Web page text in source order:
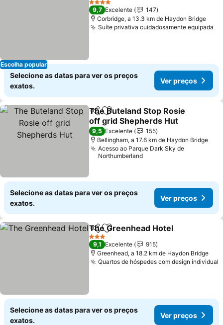
Escolha popular
4 Estrelas
9,7 Excelente
147
Corbridge, a 13.3 km de Haydon Bridge
Suíte privativa cuidadosamente equipada
Selecione as datas para ver os preços
exatos.
Ver preços
PartilharAdicionar aos favoritos
The Buteland Stop Rosie
off grid Shepherds Hut
Ver preços
9,5 Excelente
155
Bellingham, a 17.6 km de Haydon Bridge
Acesso ao Parque Dark Sky de
Northumberland
Selecione as datas para ver os preços
exatos.
Ver preços
PartilharAdicionar aos favoritos
The Greenhead Hotel
3 Estrelas
9,1 Excelente
915
Greenhead, a 18.2 km de Haydon Bridge
Quartos de hóspedes com design individual
Selecione as datas para ver os preços
exatos.
Ver preços